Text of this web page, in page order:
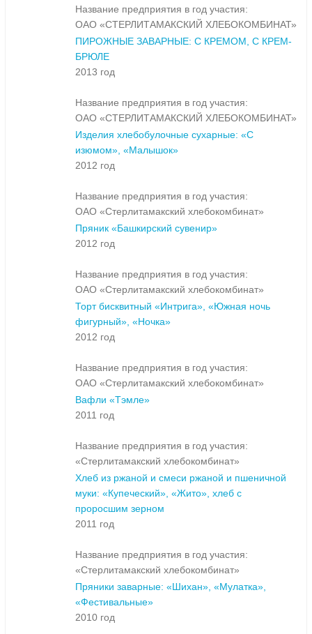
Название предприятия в год участия:
ОАО «СТЕРЛИТАМАКСКИЙ ХЛЕБОКОМБИНАТ»
ПИРОЖНЫЕ ЗАВАРНЫЕ: С КРЕМОМ, С КРЕМ-
БРЮЛЕ
2013 год
Название предприятия в год участия:
ОАО «СТЕРЛИТАМАКСКИЙ ХЛЕБОКОМБИНАТ»
Изделия хлебобулочные сухарные: «С
изюмом», «Малышок»
2012 год
Название предприятия в год участия:
ОАО «Стерлитамакский хлебокомбинат»
Пряник «Башкирский сувенир»
2012 год
Название предприятия в год участия:
ОАО «Стерлитамакский хлебокомбинат»
Торт бисквитный «Интрига», «Южная ночь
фигурный», «Ночка»
2012 год
Название предприятия в год участия:
ОАО «Стерлитамакский хлебокомбинат»
Вафли «Тэмле»
2011 год
Название предприятия в год участия:
«Стерлитамакский хлебокомбинат»
Хлеб из ржаной и смеси ржаной и пшеничной
муки: «Купеческий», «Жито», хлеб с
проросшим зерном
2011 год
Название предприятия в год участия:
«Стерлитамакский хлебокомбинат»
Пряники заварные: «Шихан», «Мулатка»,
«Фестивальные»
2010 год